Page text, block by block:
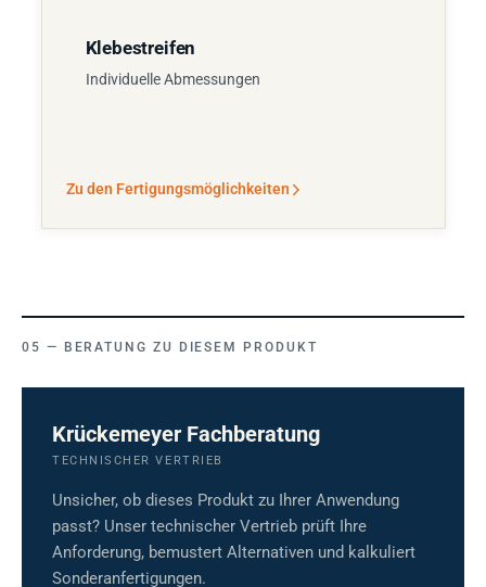
Klebestreifen
Individuelle Abmessungen
Zu den Fertigungsmöglichkeiten
BERATUNG ZU DIESEM PRODUKT
Krückemeyer Fachberatung
TECHNISCHER VERTRIEB
Unsicher, ob dieses Produkt zu Ihrer Anwendung
passt? Unser technischer Vertrieb prüft Ihre
Anforderung, bemustert Alternativen und kalkuliert
Sonderanfertigungen.